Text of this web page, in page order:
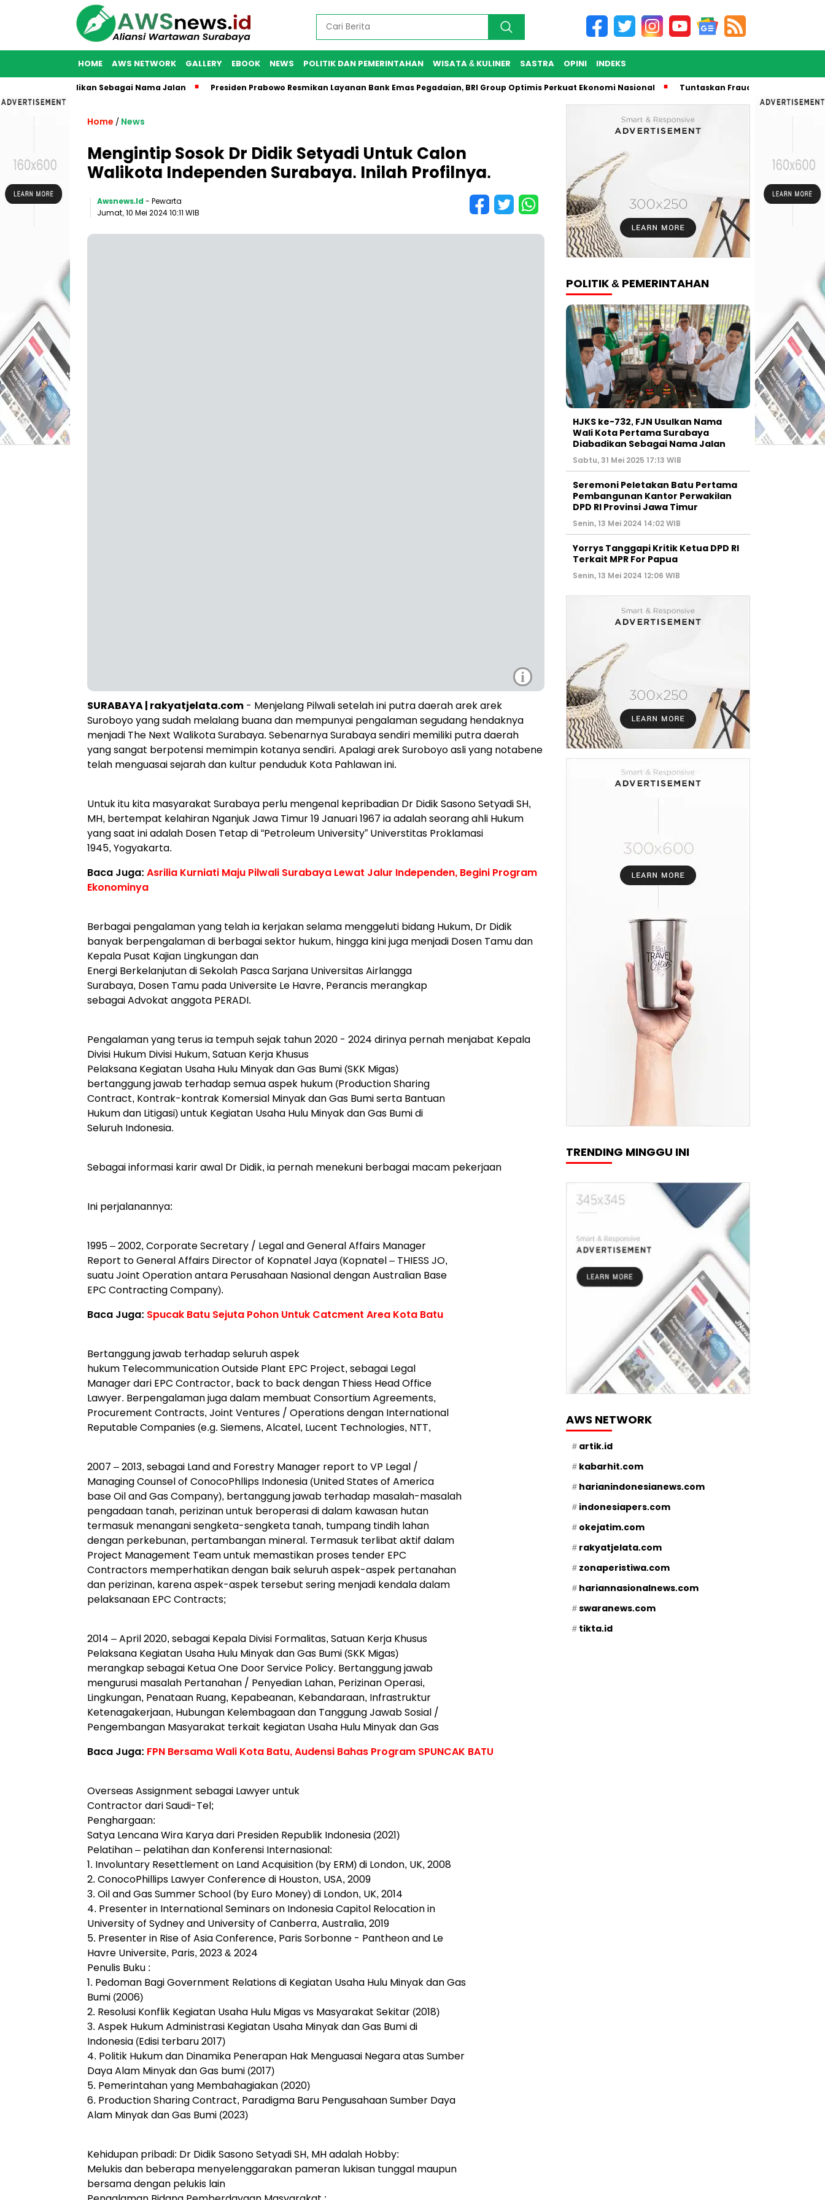
HOME AWS NETWORK GALLERY EBOOK NEWS POLITIK DAN PEMERINTAHAN WISATA & KULINER SASTRA OPINI INDEKS
Diabadikan Sebagai Nama Jalan Presiden Prabowo Resmikan Layanan Bank Emas Pegadaian, BRI Group Optimis Perkuat Ekonomi Nasional Tuntaskan Fraud, Pegadaian
Home / News
Mengintip Sosok Dr Didik Setyadi Untuk Calon
Walikota Independen Surabaya. Inilah Profilnya.
Awsnews.id - Pewarta
Jumat, 10 Mei 2024 10:11 WIB
i
SURABAYA | rakyatjelata.com - Menjelang Pilwali setelah ini putra daerah arek arek
Suroboyo yang sudah melalang buana dan mempunyai pengalaman segudang hendaknya
menjadi The Next Walikota Surabaya. Sebenarnya Surabaya sendiri memiliki putra daerah
yang sangat berpotensi memimpin kotanya sendiri. Apalagi arek Suroboyo asli yang notabene
telah menguasai sejarah dan kultur penduduk Kota Pahlawan ini.
Untuk itu kita masyarakat Surabaya perlu mengenal kepribadian Dr Didik Sasono Setyadi SH,
MH, bertempat kelahiran Nganjuk Jawa Timur 19 Januari 1967 ia adalah seorang ahli Hukum
yang saat ini adalah Dosen Tetap di “Petroleum University” Universtitas Proklamasi
1945, Yogyakarta.
Baca Juga: Asrilia Kurniati Maju Pilwali Surabaya Lewat Jalur Independen, Begini Program
Ekonominya
Berbagai pengalaman yang telah ia kerjakan selama menggeluti bidang Hukum, Dr Didik
banyak berpengalaman di berbagai sektor hukum, hingga kini juga menjadi Dosen Tamu dan
Kepala Pusat Kajian Lingkungan dan
Energi Berkelanjutan di Sekolah Pasca Sarjana Universitas Airlangga
Surabaya, Dosen Tamu pada Universite Le Havre, Perancis merangkap
sebagai Advokat anggota PERADI.
Pengalaman yang terus ia tempuh sejak tahun 2020 - 2024 dirinya pernah menjabat Kepala
Divisi Hukum Divisi Hukum, Satuan Kerja Khusus
Pelaksana Kegiatan Usaha Hulu Minyak dan Gas Bumi (SKK Migas)
bertanggung jawab terhadap semua aspek hukum (Production Sharing
Contract, Kontrak-kontrak Komersial Minyak dan Gas Bumi serta Bantuan
Hukum dan Litigasi) untuk Kegiatan Usaha Hulu Minyak dan Gas Bumi di
Seluruh Indonesia.
Sebagai informasi karir awal Dr Didik, ia pernah menekuni berbagai macam pekerjaan
Ini perjalanannya:
1995 – 2002, Corporate Secretary / Legal and General Affairs Manager
Report to General Affairs Director of Kopnatel Jaya (Kopnatel – THIESS JO,
suatu Joint Operation antara Perusahaan Nasional dengan Australian Base
EPC Contracting Company).
Baca Juga: Spucak Batu Sejuta Pohon Untuk Catcment Area Kota Batu
Bertanggung jawab terhadap seluruh aspek
hukum Telecommunication Outside Plant EPC Project, sebagai Legal
Manager dari EPC Contractor, back to back dengan Thiess Head Office
Lawyer. Berpengalaman juga dalam membuat Consortium Agreements,
Procurement Contracts, Joint Ventures / Operations dengan International
Reputable Companies (e.g. Siemens, Alcatel, Lucent Technologies, NTT,
2007 – 2013, sebagai Land and Forestry Manager report to VP Legal /
Managing Counsel of ConocoPhllips Indonesia (United States of America
base Oil and Gas Company), bertanggung jawab terhadap masalah-masalah
pengadaan tanah, perizinan untuk beroperasi di dalam kawasan hutan
termasuk menangani sengketa-sengketa tanah, tumpang tindih lahan
dengan perkebunan, pertambangan mineral. Termasuk terlibat aktif dalam
Project Management Team untuk memastikan proses tender EPC
Contractors memperhatikan dengan baik seluruh aspek-aspek pertanahan
dan perizinan, karena aspek-aspek tersebut sering menjadi kendala dalam
pelaksanaan EPC Contracts;
2014 – April 2020, sebagai Kepala Divisi Formalitas, Satuan Kerja Khusus
Pelaksana Kegiatan Usaha Hulu Minyak dan Gas Bumi (SKK Migas)
merangkap sebagai Ketua One Door Service Policy. Bertanggung jawab
mengurusi masalah Pertanahan / Penyedian Lahan, Perizinan Operasi,
Lingkungan, Penataan Ruang, Kepabeanan, Kebandaraan, Infrastruktur
Ketenagakerjaan, Hubungan Kelembagaan dan Tanggung Jawab Sosial /
Pengembangan Masyarakat terkait kegiatan Usaha Hulu Minyak dan Gas
Baca Juga: FPN Bersama Wali Kota Batu, Audensi Bahas Program SPUNCAK BATU
Overseas Assignment sebagai Lawyer untuk
Contractor dari Saudi-Tel;
Penghargaan:
Satya Lencana Wira Karya dari Presiden Republik Indonesia (2021)
Pelatihan – pelatihan dan Konferensi Internasional:
1. Involuntary Resettlement on Land Acquisition (by ERM) di London, UK, 2008
2. ConocoPhillips Lawyer Conference di Houston, USA, 2009
3. Oil and Gas Summer School (by Euro Money) di London, UK, 2014
4. Presenter in International Seminars on Indonesia Capitol Relocation in
University of Sydney and University of Canberra, Australia, 2019
5. Presenter in Rise of Asia Conference, Paris Sorbonne - Pantheon and Le
Havre Universite, Paris, 2023 & 2024
Penulis Buku :
1. Pedoman Bagi Government Relations di Kegiatan Usaha Hulu Minyak dan Gas
Bumi (2006)
2. Resolusi Konflik Kegiatan Usaha Hulu Migas vs Masyarakat Sekitar (2018)
3. Aspek Hukum Administrasi Kegiatan Usaha Minyak dan Gas Bumi di
Indonesia (Edisi terbaru 2017)
4. Politik Hukum dan Dinamika Penerapan Hak Menguasai Negara atas Sumber
Daya Alam Minyak dan Gas bumi (2017)
5. Pemerintahan yang Membahagiakan (2020)
6. Production Sharing Contract, Paradigma Baru Pengusahaan Sumber Daya
Alam Minyak dan Gas Bumi (2023)
Kehidupan pribadi: Dr Didik Sasono Setyadi SH, MH adalah Hobby:
Melukis dan beberapa menyelenggarakan pameran lukisan tunggal maupun
bersama dengan pelukis lain
POLITIK & PEMERINTAHAN
HJKS ke-732, FJN Usulkan Nama
Wali Kota Pertama Surabaya
Diabadikan Sebagai Nama Jalan
Sabtu, 31 Mei 2025 17:13 WIB
Seremoni Peletakan Batu Pertama
Pembangunan Kantor Perwakilan
DPD RI Provinsi Jawa Timur
Senin, 13 Mei 2024 14:02 WIB
Yorrys Tanggapi Kritik Ketua DPD RI
Terkait MPR For Papua
Senin, 13 Mei 2024 12:06 WIB
TRENDING MINGGU INI
AWS NETWORK
artik.id
kabarhit.com
harianindonesianews.com
indonesiapers.com
okejatim.com
rakyatjelata.com
zonaperistiwa.com
hariannasionalnews.com
swaranews.com
tikta.id